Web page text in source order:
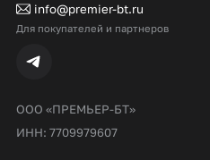
ООО «ПРЕМЬЕР-БТ»
ИНН: 7709979607
info@premier-bt.ru
Для покупателей и партнеров